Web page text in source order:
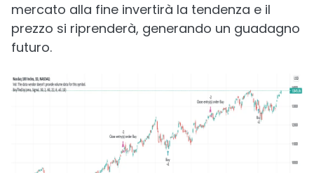
mercato alla fine invertirà la tendenza e il
prezzo si riprenderà, generando un guadagno
futuro.